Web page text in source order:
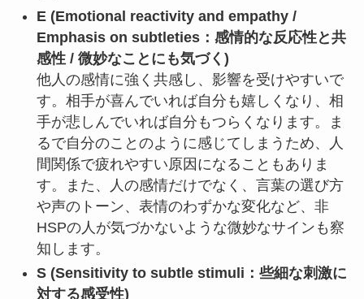
E (Emotional reactivity and empathy /
Emphasis on subtleties：感情的な反応性と共
感性 / 微妙なことにも気づく)
他人の感情に強く共感し、影響を受けやすいで
す。相手が喜んでいれば自分も嬉しくなり、相
手が悲しんでいれば自分もつらくなります。ま
るで自分のことのように感じてしまうため、人
間関係で疲れやすい原因になることもありま
す。また、人の感情だけでなく、言葉の選び方
や声のトーン、表情のわずかな変化など、非
HSPの人が気づかないような微妙なサインも察
知します。
S (Sensitivity to subtle stimuli：些細な刺激に
対する感受性)